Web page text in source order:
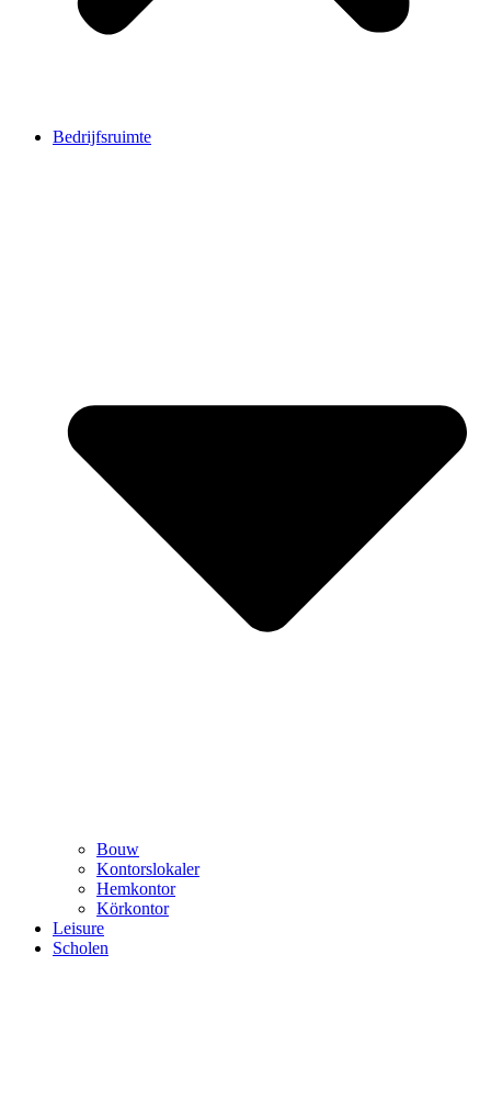
Bedrijfsruimte
Bouw
Kontorslokaler
Hemkontor
Körkontor
Leisure
Scholen